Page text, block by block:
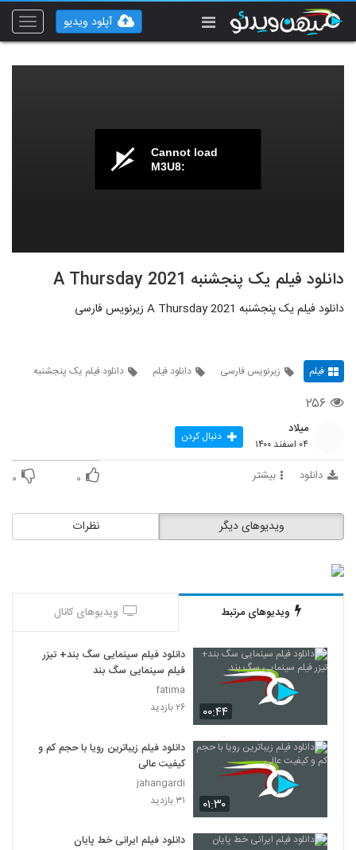
Toggle
آپلود ویدیو
Cannot load
M3U8:
دانلود فیلم یک پنجشنبه A Thursday 2021
دانلود فیلم یک پنجشنبه A Thursday 2021 زیرنویس فارسی
فیلم زیرنویس فارسی دانلود فیلم دانلود فیلم یک پنجشنبه
۲۵۶
میلاد
۰۴ اسفند ۱۴۰۰ دنبال کردن
دانلود بیشتر ۰ ۰
نظرات ویدیوهای دیگر
ویدیوهای مرتبط ویدیوهای کانال
۰۰:۴۴
دانلود فیلم سینمایی سگ بند+ تیزر
فیلم سینمایی سگ بند
fatima
۲۶ بازدید
۰۱:۳۰
دانلود فیلم زیباترین رویا با حجم کم و
کیفیت عالی
jahangardi
۳۱ بازدید
دانلود فیلم ایرانی خط پایان